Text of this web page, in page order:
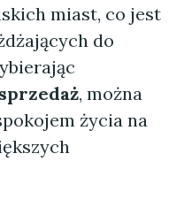
miast, co jest
do
, można
życia na